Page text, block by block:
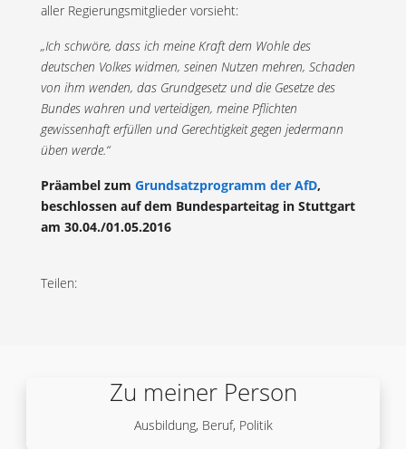
aller Regierungsmitglieder vorsieht:
„Ich schwöre, dass ich meine Kraft dem Wohle des
deutschen Volkes widmen, seinen Nutzen mehren, Schaden
von ihm wenden, das Grundgesetz und die Gesetze des
Bundes wahren und verteidigen, meine Pflichten
gewissenhaft erfüllen und Gerechtigkeit gegen jedermann
üben werde.“
Präambel zum Grundsatzprogramm der AfD,
beschlossen auf dem Bundesparteitag in Stuttgart
am 30.04./01.05.2016
Teilen:
Zu meiner Person
Ausbildung, Beruf, Politik